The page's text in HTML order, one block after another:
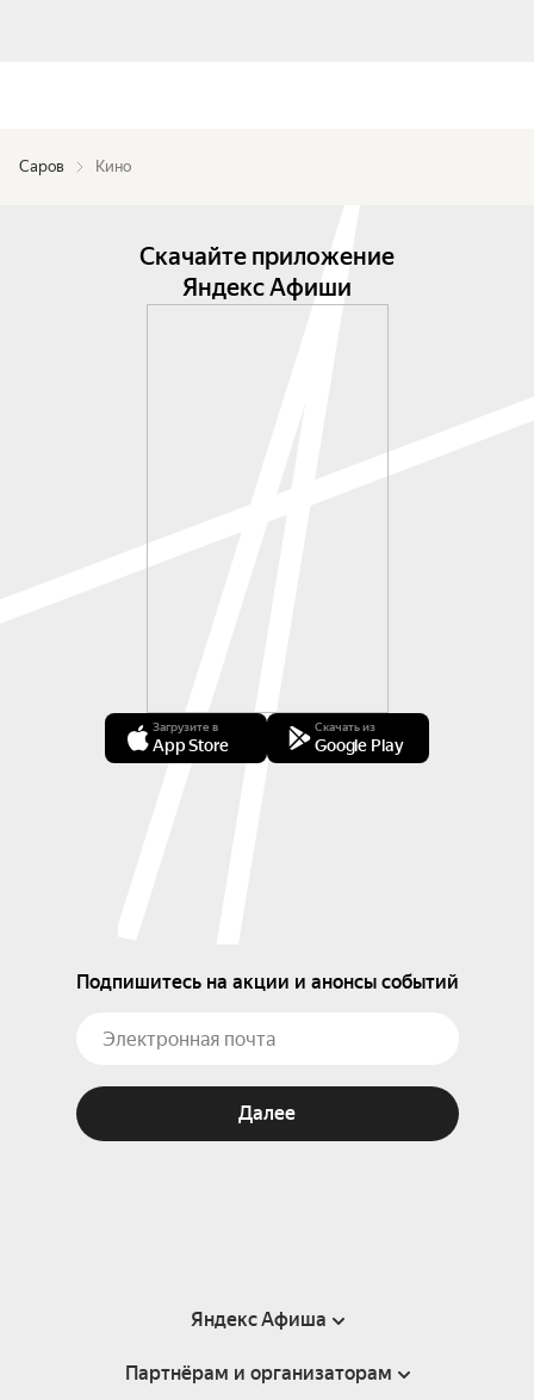
Саров Кино
Скачайте приложение
Яндекс Афиши
Загрузите в
App Store
Скачать из
Google Play
Подпишитесь на акции и анонсы событий
Далее
Яндекс Афиша
Справка
Партнёрам и организаторам